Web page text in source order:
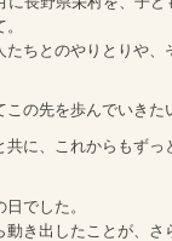
ちとのやりとりや
の先を歩んでいきた
共に、これからもずっ
でした。
き出したことが、